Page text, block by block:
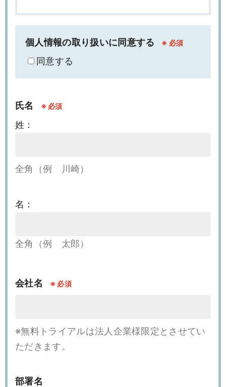
個人情報の取り扱いに同意する ※
同意する
氏名 ※
姓：
全角（例 川崎）
名：
全角（例 太郎）
会社名 ※
※無料トライアルは法人企業様限定とさせてい
ただきます。
部署名